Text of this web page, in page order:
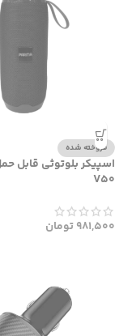
فروخته شده
V50
981,500تومان